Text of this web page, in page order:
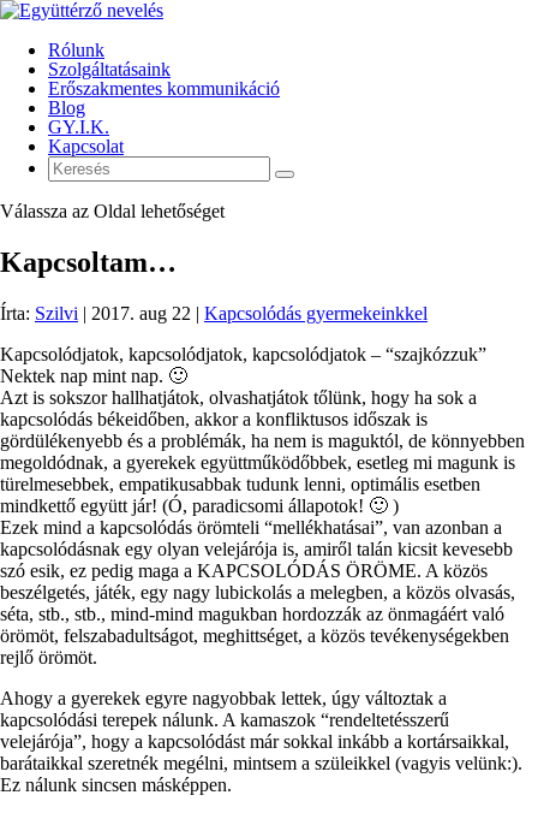
Rólunk
Szolgáltatásaink
Erőszakmentes kommunikáció
Blog
GY.I.K.
Kapcsolat
Válassza az Oldal lehetőséget
Kapcsoltam…
Írta: Szilvi | 2017. aug 22 | Kapcsolódás gyermekeinkkel
Kapcsolódjatok, kapcsolódjatok, kapcsolódjatok – “szajkózzuk”
Nektek nap mint nap. 🙂
Azt is sokszor hallhatjátok, olvashatjátok tőlünk, hogy ha sok a
kapcsolódás békeidőben, akkor a konfliktusos időszak is
gördülékenyebb és a problémák, ha nem is maguktól, de könnyebben
megoldódnak, a gyerekek együttműködőbbek, esetleg mi magunk is
türelmesebbek, empatikusabbak tudunk lenni, optimális esetben
mindkettő együtt jár! (Ó, paradicsomi állapotok! 🙂 )
Ezek mind a kapcsolódás örömteli “mellékhatásai”, van azonban a
kapcsolódásnak egy olyan velejárója is, amiről talán kicsit kevesebb
szó esik, ez pedig maga a KAPCSOLÓDÁS ÖRÖME. A közös
beszélgetés, játék, egy nagy lubickolás a melegben, a közös olvasás,
séta, stb., stb., mind-mind magukban hordozzák az önmagáért való
örömöt, felszabadultságot, meghittséget, a közös tevékenységekben
rejlő örömöt.
Ahogy a gyerekek egyre nagyobbak lettek, úgy változtak a
kapcsolódási terepek nálunk. A kamaszok “rendeltetésszerű
velejárója”, hogy a kapcsolódást már sokkal inkább a kortársaikkal,
barátaikkal szeretnék megélni, mintsem a szüleikkel (vagyis velünk:).
Ez nálunk sincsen másképpen.